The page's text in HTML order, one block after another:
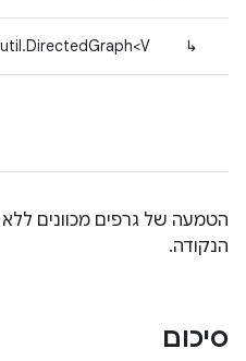
↳
הטמעה של גרפים מכוונים
הנקודה.
סיכום